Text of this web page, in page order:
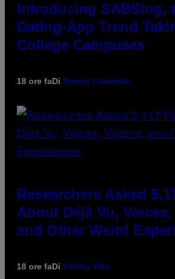
Introducing SABSing,
Dating-App Trend
College Campuses
18 ore faDi Sammi Caramela
Researchers Asked
About Déjà Vu,
and Other Weird
18 ore faDi Ashley Fike